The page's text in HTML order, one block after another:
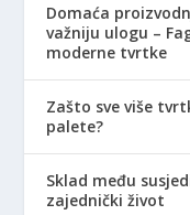
Domaća
važniju ulogu –
moderne tvrtke
Zašto sve više
palete?
Sklad među
zajednički život